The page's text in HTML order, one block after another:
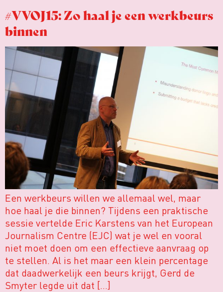
#VVOJ15: Zo haal je een werkbeurs
binnen
Een werkbeurs willen we allemaal wel, maar
hoe haal je die binnen? Tijdens een praktische
sessie vertelde Eric Karstens van het European
Journalism Centre (EJC) wat je wel en vooral
niet moet doen om een effectieve aanvraag op
te stellen. Al is het maar een klein percentage
dat daadwerkelijk een beurs krijgt, Gerd de
Smyter legde uit dat […]